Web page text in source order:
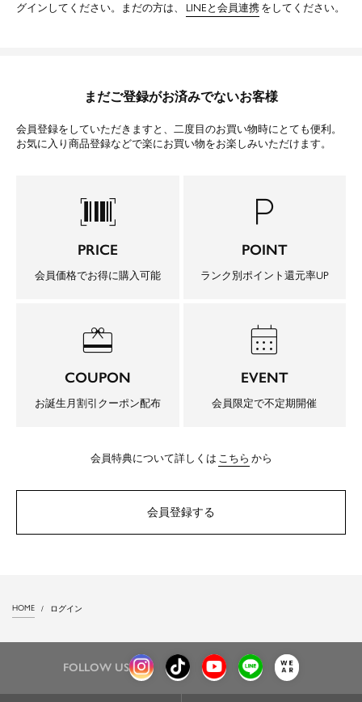
グインしてください。まだの方は、
LINEと会員連携 をしてください。
まだご登録がお済みでないお客様
会員登録をしていただきますと、二度目のお買い物時にとても便利。
お気に入り商品登録などで楽にお買い物をお楽しみいただけます。
barcode_scanner
PRICE
会員価格でお得に購入可能
local_parking
POINT
ランク別ポイント還元率UP
redeem
COUPON
お誕生月割引クーポン配布
calendar_month
EVENT
会員限定で不定期開催
会員特典について詳しくは こちら から
会員登録する
HOME ログイン
FOLLOW US